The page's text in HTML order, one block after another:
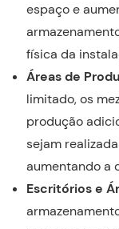
espaço e
física da
Áreas de
limitado, os
produção
sejam
aumentando a
Escritórios e